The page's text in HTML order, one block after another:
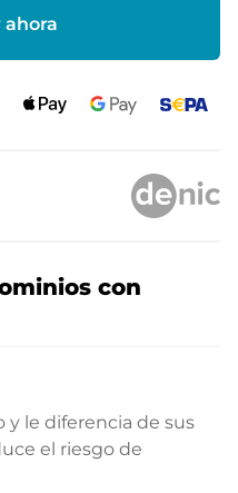
ahora
con
le diferencia de sus
el riesgo de